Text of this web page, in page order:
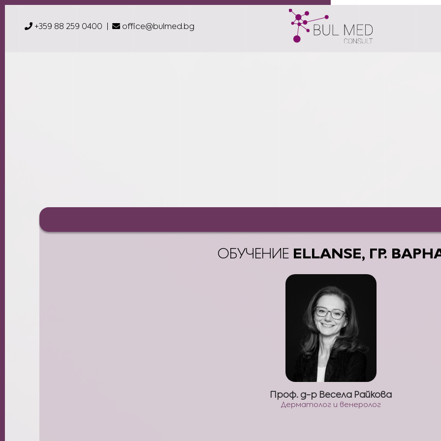
+359 88 259 0400 office@bulmed.bg
ОБУЧЕНИЕ ELLANSE, ГР.
Проф. д-р Весела Райкова
Дерматолог и венеролог